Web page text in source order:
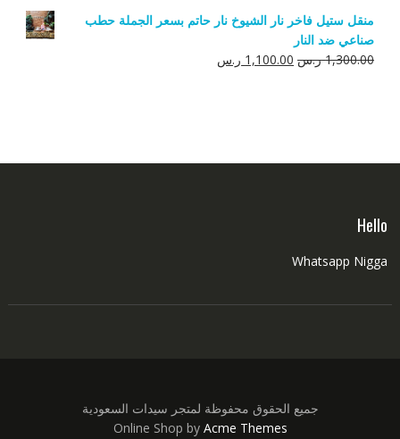
هو:
550.00 ر.س.
هو:
منقل ستيل فاخر نار الشيوخ نار حاتم بسعر الجملة حطب
صناعي ضد النار
1,300.00 ر.س السعر
1,100.00 ر.سالسعر
Hello
Whatsapp Nigga
جميع الحقوق محفوظة لمتجر سيدات السعودية
Online Shop by Acme Themes